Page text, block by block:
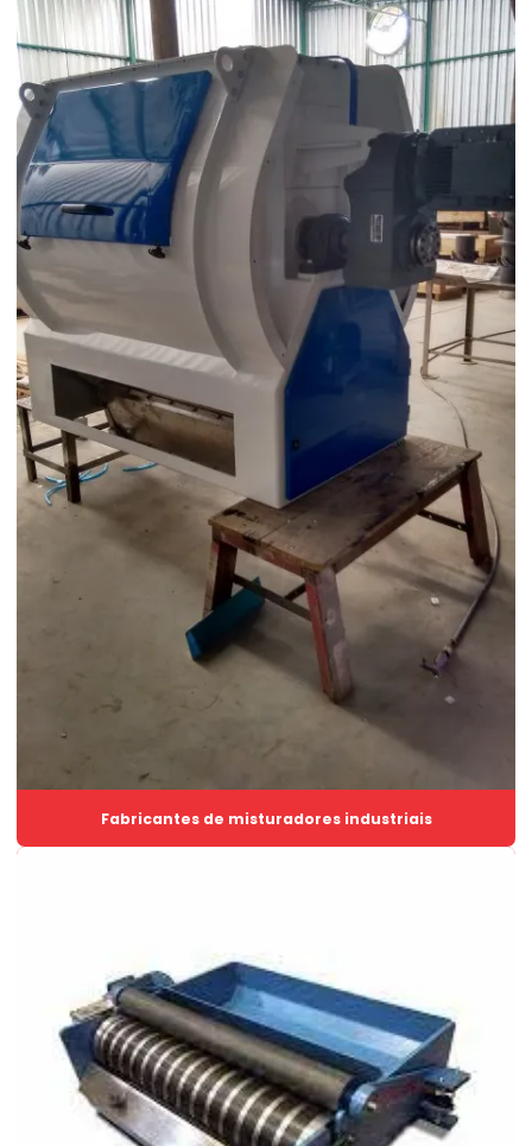
Elevador de canecas à venda
Elevadores de canecas fabricantes
Empresas fabricantes de silos
Empresas fabricantes de silos e secadores
Equipamentos para moagem
Equipamentos para moagem de milho
Equipamentos para moagem de trigo
Equipamentos para moinho de milho
Espalhador de grãos para silos
Exaustor centrifugo
Exaustor centrífugo comprar
Exaustor centrifugo industrial
Exaustor centrífugo valor
Fabricação de silos
Fabricante de silos para grãos
Fabricante válvula borboleta
Fabricantes de dosadores industriais
Fabricantes de misturadores industriais
Fabricantes de misturadores industriais